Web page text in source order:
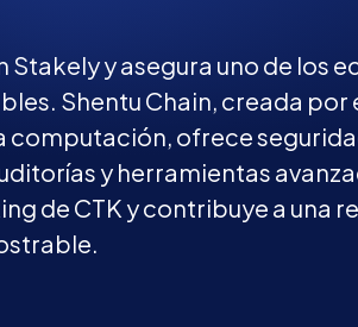
Stakely y asegura uno de los
Shentu Chain, creada por
computación, ofrece
y herramientas
de CTK y contribuye a una